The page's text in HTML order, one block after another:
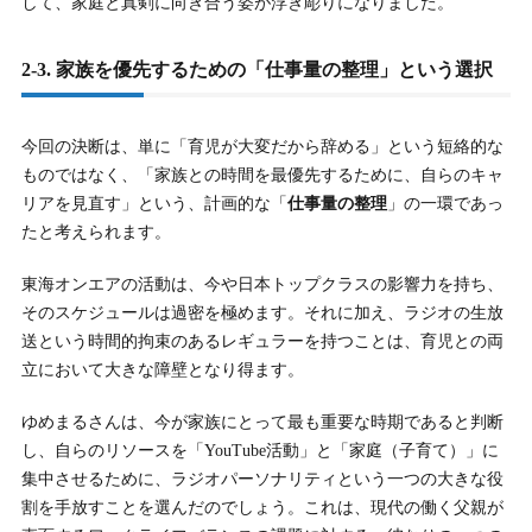
2-3. 家族を優先するための「仕事量の整理」という選択
今回の決断は、単に「育児が大変だから辞める」という短絡的な
ものではなく、「家族との時間を最優先するために、自らのキャ
リアを見直す」という、計画的な「仕事量の整理」の一環であっ
たと考えられます。
東海オンエアの活動は、今や日本トップクラスの影響力を持ち、
そのスケジュールは過密を極めます。それに加え、ラジオの生放
送という時間的拘束のあるレギュラーを持つことは、育児との両
立において大きな障壁となり得ます。
ゆめまるさんは、今が家族にとって最も重要な時期であると判断
し、自らのリソースを「YouTube活動」と「家庭（子育て）」に
集中させるために、ラジオパーソナリティという一つの大きな役
割を手放すことを選んだのでしょう。これは、現代の働く父親が